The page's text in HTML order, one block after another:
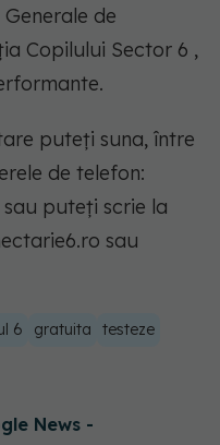
de
Copilului Sector 6 ,
puteți suna, între
de telefon:
sau puteți scrie la
sau
6 gratuita
testeze
News -